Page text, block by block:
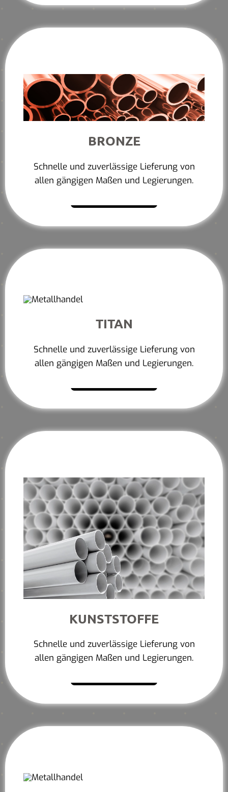
BRONZE
Schnelle und zuverlässige Lieferung von
allen gängigen Maßen und Legierungen.
TITAN
Schnelle und zuverlässige Lieferung von
allen gängigen Maßen und Legierungen.
KUNSTSTOFFE
Schnelle und zuverlässige Lieferung von
allen gängigen Maßen und Legierungen.